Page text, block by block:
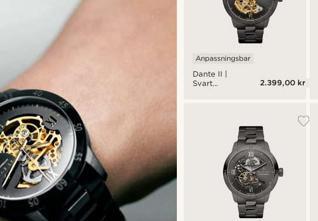
Dante II |
Svart
Anpassningsbar
2.399,00 kr